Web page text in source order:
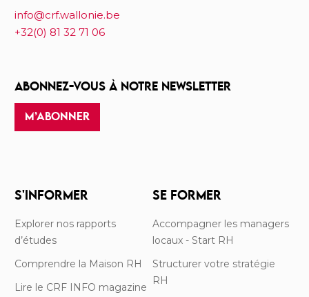
info@crf.wallonie.be
+32(0) 81 32 71 06
ABONNEZ-VOUS À NOTRE NEWSLETTER
M’ABONNER
S'INFORMER
Explorer nos rapports
d’études
Comprendre la Maison RH
Lire le CRF INFO magazine
SE FORMER
Accompagner les managers
locaux - Start RH
Structurer votre stratégie
RH